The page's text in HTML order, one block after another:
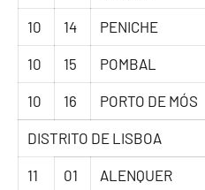
10 14 PENICHE
10 15 POMBAL
10 16 PORTO DE MÓS
DISTRITO DE LISBOA
11 01 ALENQUER